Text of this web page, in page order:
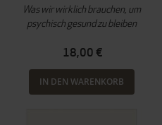
Was wir wirklich brauchen, um
psychisch gesund zu bleiben
18,00 €
IN DEN WARENKORB